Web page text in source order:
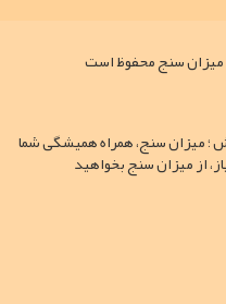
؛ میزان سنج، همراه همیشگی شما
از میزان سنج بخواهید